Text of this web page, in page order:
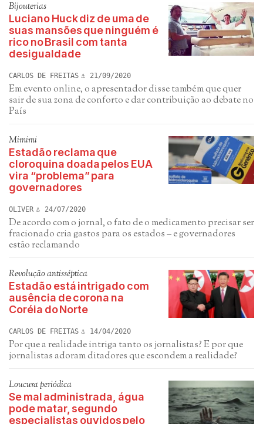
Bijouterias
Luciano Huck diz de uma de
suas mansões que ninguém é
rico no Brasil com tanta
desigualdade
CARLOS DE FREITAS 21/09/2020
Em evento online, o apresentador disse também que quer
sair de sua zona de conforto e dar contribuição ao debate no
País
Mimimi
Estadão reclama que
cloroquina doada pelos EUA
vira “problema” para
governadores
OLIVER 24/07/2020
De acordo com o jornal, o fato de o medicamento precisar ser
fracionado cria gastos para os estados – e governadores
estão reclamando
Revolução antisséptica
Estadão está intrigado com
ausência de corona na
Coréia do Norte
CARLOS DE FREITAS 14/04/2020
Por que a realidade intriga tanto os jornalistas? E por que
jornalistas adoram ditadores que escondem a realidade?
Loucura periódica
Se mal administrada, água
pode matar, segundo
especialistas ouvidos pelo